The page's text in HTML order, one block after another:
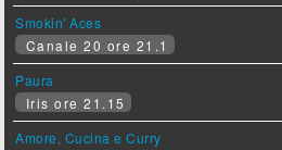
Smokin' Aces
Canale 20 ore 21.1
Paura
Iris ore 21.15
Amore, Cucina e Curry